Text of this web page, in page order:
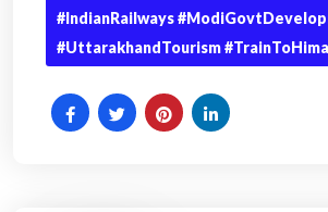
#IndianRailways
#UttarakhandTourism